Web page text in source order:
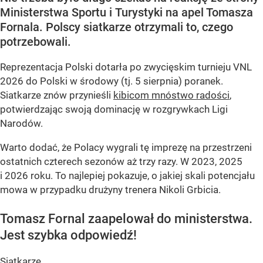
Ministerstwa Sportu i Turystyki na apel Tomasza
Fornala. Polscy siatkarze otrzymali to, czego
potrzebowali.
Reprezentacja Polski dotarła po zwycięskim turnieju VNL
2026 do Polski w środowy (tj. 5 sierpnia) poranek.
Siatkarze znów przynieśli kibicom mnóstwo radości,
potwierdzając swoją dominację w rozgrywkach Ligi
Narodów.
Warto dodać, że Polacy wygrali tę imprezę na przestrzeni
ostatnich czterech sezonów aż trzy razy. W 2023, 2025
i 2026 roku. To najlepiej pokazuje, o jakiej skali potencjału
mowa w przypadku drużyny trenera Nikoli Grbicia.
Tomasz Fornal zaapelował do ministerstwa.
Jest szybka odpowiedź!